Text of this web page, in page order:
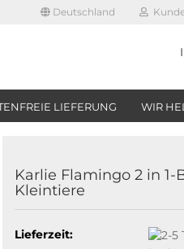
Deutschland
LIEFERUNG WIR
Karlie Flamingo 2 in 1-
Kleintiere
Lieferzeit: